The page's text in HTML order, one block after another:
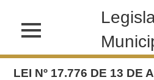
LEI Nº 17.776 DE 13 DE